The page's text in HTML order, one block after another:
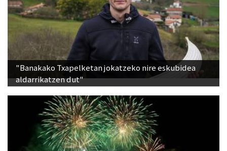
"Banakako Txapelketan jokatzeko nire eskubidea
aldarrikatzen dut"